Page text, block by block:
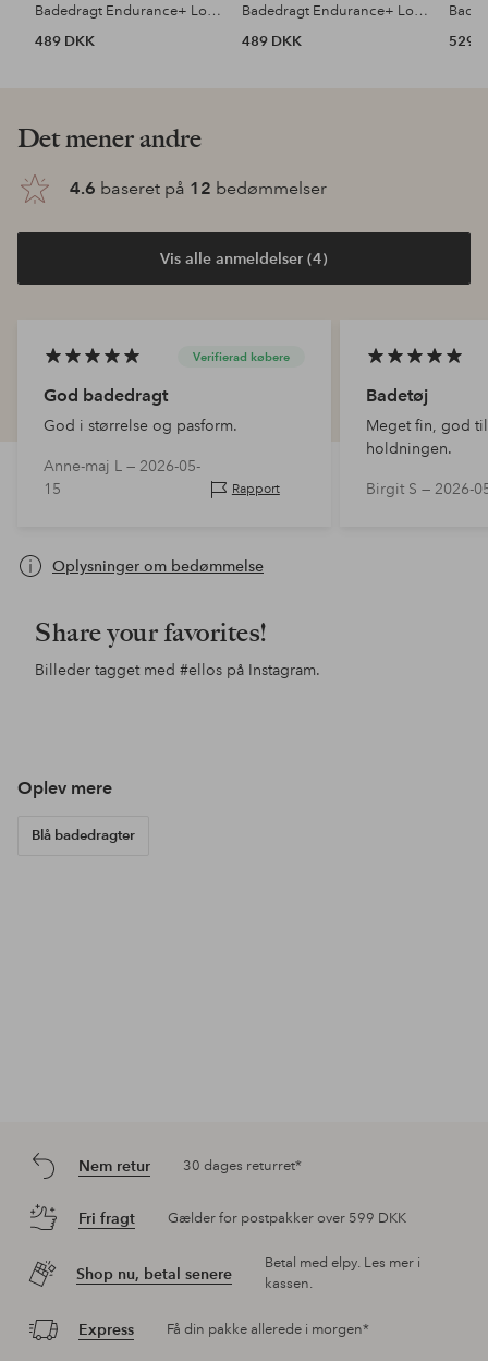
Badedragt Endurance+ Logo Thin Strap Swimsuit
489 DKK
Badedragt Endurance+ Logo Thin Strap Swimsuit
489 DKK
529
Det mener andre
4.6 baseret på 12 bedømmelser
Vis alle anmeldelser (4)
Verifierad købere
God badedragt
God i størrelse og pasform.
Anne-maj L — 2026-05-
15
Rapport
Badetøj
Meget fin, god
holdningen.
Birgit S — 2026-
Oplysninger om bedømmelse
Share your favorites!
Billeder tagget med #ellos på Instagram.
Oplev mere
Blå badedragter
Nem retur 30 dages returret*
Fri fragt Gælder for postpakker over 599 DKK
Shop nu, betal senere
Betal med elpy. Les mer i
kassen.
Express Få din pakke allerede i morgen*